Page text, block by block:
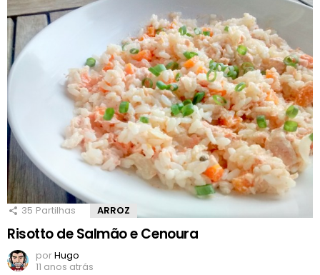
35 Partilhas ARROZ
Risotto de Salmão e Cenoura
porHugo
11 anos atrás